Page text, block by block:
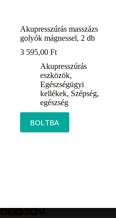
Akupresszúrás masszázs
golyók mágnessel, 2 db
3 595,00 Ft
Akupresszúrás
eszközök,
Egészségügyi
kellékek, Szépség,
egészség
BOLTBA